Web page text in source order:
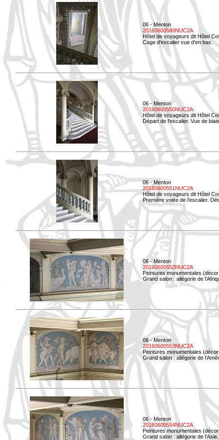
06 - Menton
20160600549NUC2A
Hôtel de voyageurs dit Hôtel
Cage d'escalier vue d'en bas.
06 - Menton
20160600550NUC2A
Hôtel de voyageurs dit Hôtel
Départ de l'escalier. Vue de
06 - Menton
20160600551NUC2A
Hôtel de voyageurs dit Hôtel
Première volée de l'escalier.
06 - Menton
20160600552NUC2A
Peintures monumentales
Grand salon : allégorie de
06 - Menton
20160600553NUC2A
Peintures monumentales
Grand salon : allégorie de
06 - Menton
20160600554NUC2A
Peintures monumentales
Grand salon : allégorie de l'Asie.